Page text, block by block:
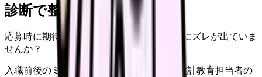
診断で整理できます
応募時に期待した働き方と、入職後の現実にズレが出ていま
せんか？
入職前後のミスマッチ 初月・3ヶ月面談の設計教育担当者の